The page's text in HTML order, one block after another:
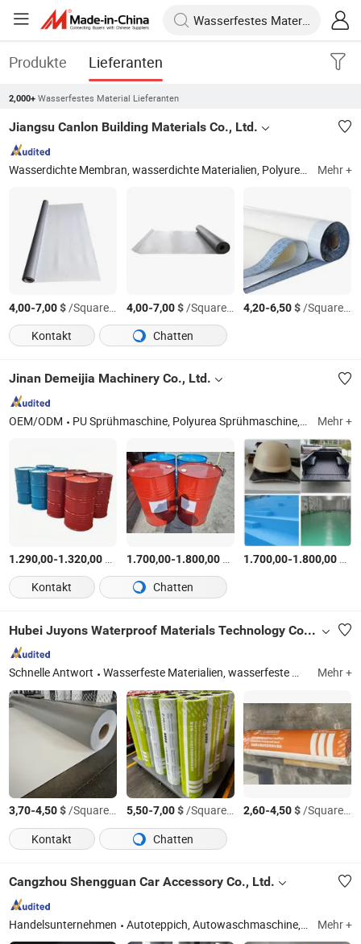
Produkte Lieferanten
2,000+ Wasserfestes Material Lieferanten
Jiangsu Canlon Building Materials Co., Ltd.
Wasserdichte Membran, wasserdichte Materialien, Polyurethanbeschichtung, Einlagendach, Dachmembran Mehr +
4,00-7,00$/Square Meter 4,00-7,00$/Square Meter 4,20-6,50$/Square Meter
Kontakt
Chatten
Jinan Demeijia Machinery Co., Ltd.
OEM/ODM PU Sprühmaschine, Polyurea Sprühmaschine, Polyurea Beschichtungsmaterial, Polyurethan-Schaummaterial, Polyurethan-Schaummaschine, Polyurethan-Schaumisolationsset, PU-Schaum Polyurea Reaktor Mehr +
1.290,00-1.320,00 /Satz1.700,00-1.800,00$ /Satz1.700,00-1.800,00
/
Kontakt
Chatten
Hubei Juyons Waterproof Materials Technology Co., Ltd.
Schnelle Antwort Wasserfeste Materialien, wasserfeste Membran, wasserfeste Beschichtung, bitumenbasierte wasserfeste Materialien, polymermodifizierte Bitumenmembran, Polyurethan-Wasserbeschichtung, Acryl-Wasserbeschichtung, HDPE-Wasserfeste Membran (mit Sand), hochpolymermodifizierte Asphalt-Wasserbeschichtung Mehr +
3,70-4,50$/Square Meter 5,50-7,00$/Square Meter 2,60-4,50$/Square Meter
Kontakt
Chatten
Cangzhou Shengguan Car Accessory Co., Ltd.
Handelsunternehmen Autoteppich, Autowaschmaschine, Fußmatte für das Auto, 3D Autoteppich, Fußmatte für das Auto, Waschausrüstung für Autos, Autowäscher, automatische Autowaschmaschine, berührungslose Autowaschmaschine, Kofferraummatte für das Auto Mehr +